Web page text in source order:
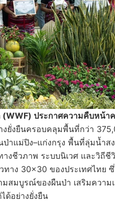
(WWF) ประกาศความคืบหน้า
ยั่งยืนครอบคลุมพื้นที่กว่า
าแม่ปิง–แก่งกรุง พื้นที่ลุ่มน้ำส
งชีวภาพ ระบบนิเวศ และวิถี
าง 30×30 ของประเทศไทย ซึ่
สมบูรณ์ของผืนป่า เสริมความ
ด้อย่างยั่งยืน